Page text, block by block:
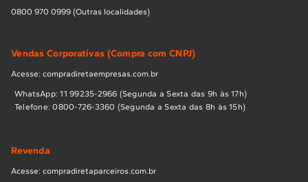
0800 970 0999 (Outras localidades)
Vendas Corporativas (Compra com CNPJ)
Acesse: compradiretaempresas.com.br
WhatsApp: 11 99235-2966 (Segunda a Sexta das 9h às 17h)
Telefone: 0800-726-3360 (Segunda a Sexta das 8h às 15h)
Revenda
Acesse: compradiretaparceiros.com.br